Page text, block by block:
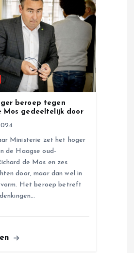
beroep tegen
Mos gedeeltelijk door
Ministerie zet het hoger
de Haagse oud-
de Mos en zes
door, maar dan wel in
Het beroep betreft